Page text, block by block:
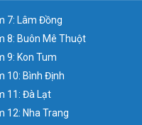
7: Lâm Đồng
8: Buôn Mê Thuột
9: Kon Tum
10: Bình Định
11: Đà Lạt
12: Nha Trang